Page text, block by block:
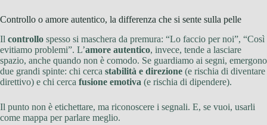
Controllo o amore autentico, la differenza che si sente sulla pelle
Il controllo spesso si maschera da premura: “Lo faccio per noi”, “Così
evitiamo problemi”. L’amore autentico, invece, tende a lasciare
spazio, anche quando non è comodo. Se guardiamo ai segni, emergono
due grandi spinte: chi cerca stabilità e direzione (e rischia di diventare
direttivo) e chi cerca fusione emotiva (e rischia di dipendere).
Il punto non è etichettare, ma riconoscere i segnali. E, se vuoi, usarli
come mappa per parlare meglio.